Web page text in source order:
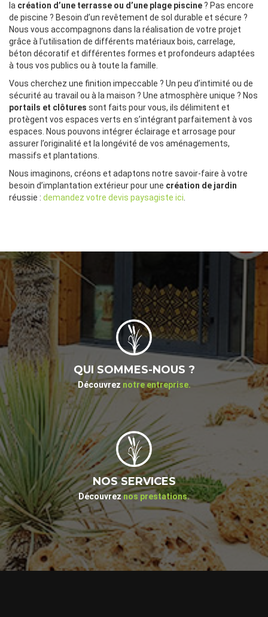
la création d’une terrasse ou d’une plage piscine ? Pas encore
de piscine ? Besoin d’un revêtement de sol durable et sécure ?
Nous vous accompagnons dans la réalisation de votre projet
grâce à l’utilisation de différents matériaux bois, carrelage,
béton décoratif et différentes formes et profondeurs adaptées
à tous vos publics ou à toute la famille.
Vous cherchez une finition impeccable ? Un peu d’intimité ou de
sécurité au travail ou à la maison ? Une atmosphère unique ? Nos
portails et clôtures sont faits pour vous, ils délimitent et
protègent vos espaces verts en s’intégrant parfaitement à vos
espaces. Nous pouvons intégrer éclairage et arrosage pour
assurer l’originalité et la longévité de vos aménagements,
massifs et plantations.
Nous imaginons, créons et adaptons notre savoir-faire à votre
besoin d’implantation extérieur pour une création de jardin
réussie : demandez votre devis paysagiste ici
QUI SOMMES-NOUS ?
Découvreznotre entreprise.
NOS SERVICES
Découvreznos prestations.